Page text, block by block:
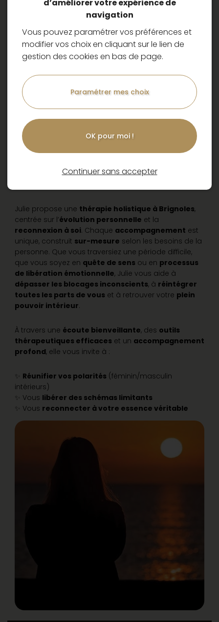
Uneapproche thérapeutique
holistique
et personnalisée à
Brignoles
Julie propose une thérapie holistique à Brignoles,
centrée sur l’évolution personnelle et la
reconnexion à soi. Chaque accompagnement est
unique, construit sur-mesure selon les besoins de la
personne. Que vous traversiez une période difficile,
que vous soyez en quête de sens ou en processus
de libération émotionnelle, Julie vous aide à
dépasser les blocages inconscients, à réintégrer
toutes les parts de vous et à retrouver votre plein
pouvoir intérieur.
À travers une écoute bienveillante, des outils
thérapeutiques efficaces et un accompagnement
profond, elle vous invite à :
Réunifier vos polarités (féminin/masculin
intérieurs)
✨ Vous libérer des schémas limitants
✨ Vous reconnecter à votre essence véritable
d’améliorer votre expérience de
navigation
Vous pouvez paramétrer vos préférences et
modifier vos choix en cliquant sur le lien de
gestion des cookies en bas de page.
Paramétrer mes choix
OK pour moi !
Continuer sans accepter